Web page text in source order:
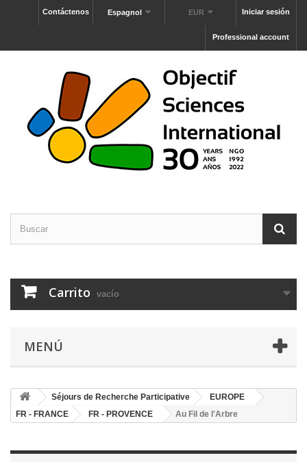
Iniciar sesión
EUR
Espagnol
Contáctenos
Professional account
Carrito vacío
MENÚ
Séjours de Recherche Participative
EUROPE
FR - FRANCE
FR - PROVENCE Au Fil de l'Arbre